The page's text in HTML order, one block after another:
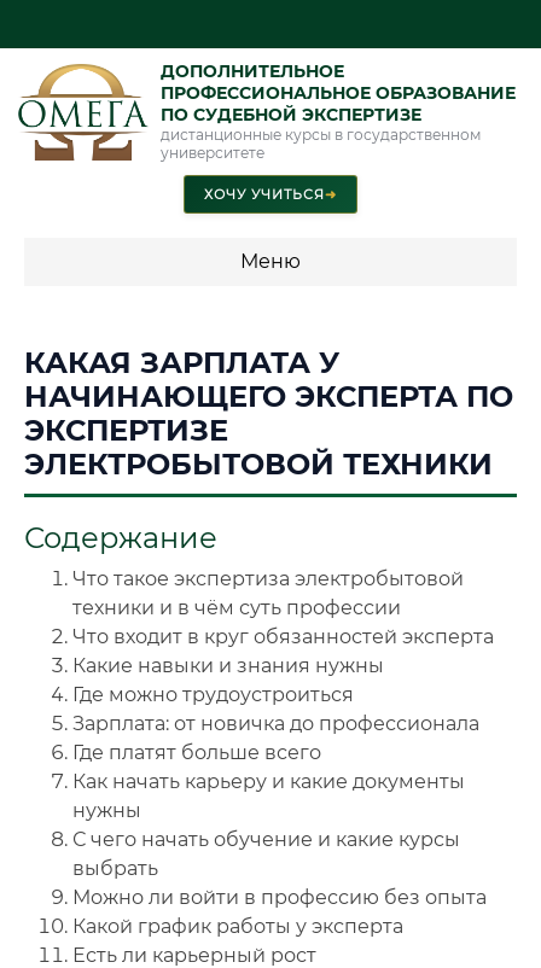
ДОПОЛНИТЕЛЬНОЕ
ПРОФЕССИОНАЛЬНОЕ ОБРАЗОВАНИЕ
ПО СУДЕБНОЙ ЭКСПЕРТИЗЕ
дистанционные курсы в государственном
университете
ХОЧУ УЧИТЬСЯ➜
Меню
Стоимость по программам обучения "Экспертные
специальности"
Стоимость по программам обучения "Судебная экспертиза"
Стоимость по программам обучения "Экспертиза"
📜 Документы и аккредитация ФИС ФРДО
КАКАЯ ЗАРПЛАТА У
НАЧИНАЮЩЕГО ЭКСПЕРТА ПО
ЭКСПЕРТИЗЕ
ЭЛЕКТРОБЫТОВОЙ ТЕХНИКИ
Содержание
Что такое экспертиза электробытовой
техники и в чём суть профессии
Что входит в круг обязанностей эксперта
Какие навыки и знания нужны
Где можно трудоустроиться
Зарплата: от новичка до профессионала
Где платят больше всего
Как начать карьеру и какие документы
нужны
С чего начать обучение и какие курсы
выбрать
Можно ли войти в профессию без опыта
Какой график работы у эксперта
Есть ли карьерный рост